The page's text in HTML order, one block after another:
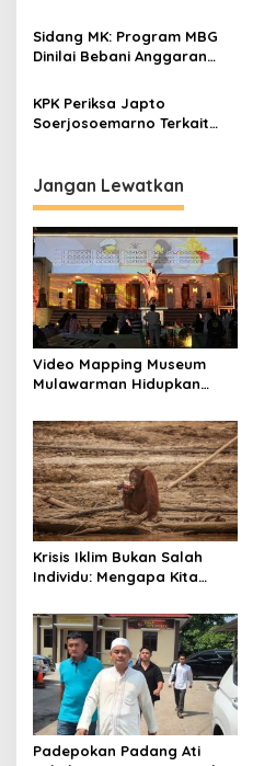
Kaki
Sidang MK: Program MBG
Dinilai Bebani Anggaran
KPK Periksa Japto
Soerjosoemarno Terkait
Kartanegara
Jangan Lewatkan
Video Mapping Museum
Mulawarman Hidupkan
Melenu
Krisis Iklim Bukan Salah
Individu: Mengapa Kita
“Tanggung Jawab
Pribadi”?
Padepokan Padang Ati